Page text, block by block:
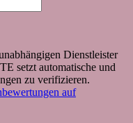
Dienstleister
setzt automatische und
zu verifizieren.
auf